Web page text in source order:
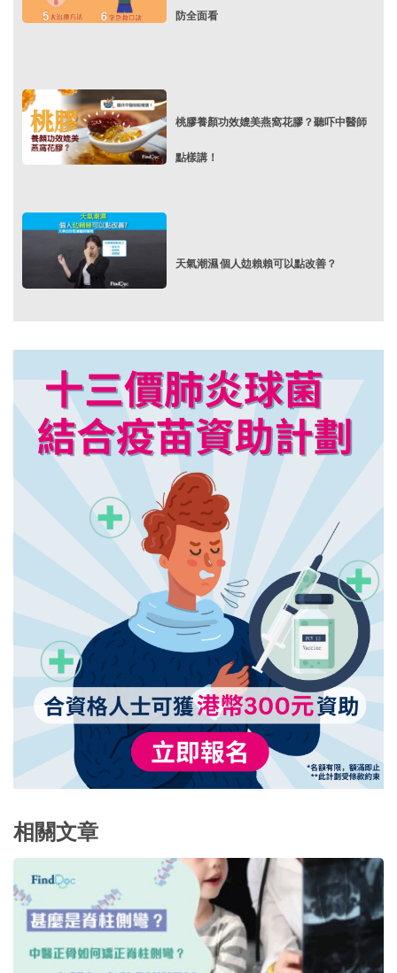
防全面看
桃膠養顏功效媲美燕窩花膠？聽吓中醫師
點樣講！
天氣潮濕 個人攰賴賴可以點改善？
相關文章